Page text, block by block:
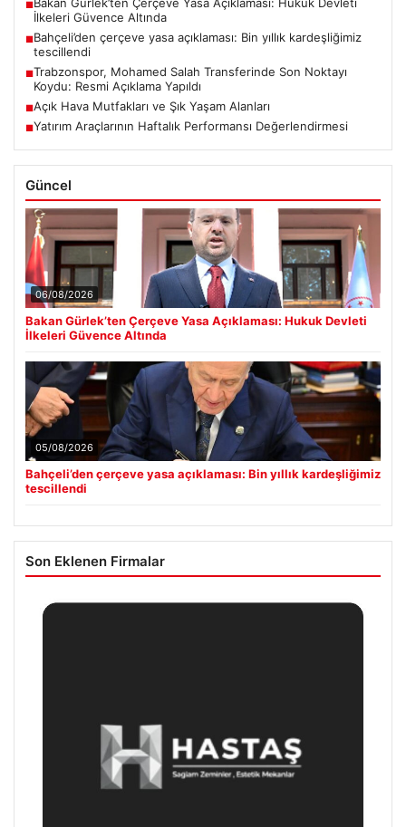
■Bakan Gürlek’ten Çerçeve Yasa Açıklaması: Hukuk Devleti
İlkeleri Güvence Altında
■Bahçeli’den çerçeve yasa açıklaması: Bin yıllık kardeşliğimiz
tescillendi
■Trabzonspor, Mohamed Salah Transferinde Son Noktayı
Koydu: Resmi Açıklama Yapıldı
■Açık Hava Mutfakları ve Şık Yaşam Alanları
■Yatırım Araçlarının Haftalık Performansı Değerlendirmesi
Güncel
06/08/2026
Bakan Gürlek’ten Çerçeve Yasa Açıklaması: Hukuk Devleti
İlkeleri Güvence Altında
05/08/2026
Bahçeli’den çerçeve yasa açıklaması: Bin yıllık kardeşliğimiz
tescillendi
Son Eklenen Firmalar